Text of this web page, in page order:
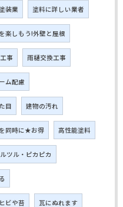
装業 塗料に詳しい業者
楽しもう!外壁と屋根
事 雨樋交換工事
ム配慮
目 建物の汚れ
同時に★お得 高性能塗料
ツル・ピカピカ
ビや苔 瓦にぬれます